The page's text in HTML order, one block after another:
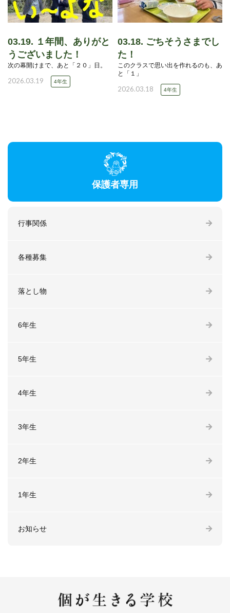
03.19. １年間、ありがと
うございました！
次の幕開けまで、あと「２０」日。
2026.03.19 4年生
03.18. ごちそうさまでし
た！
このクラスで思い出を作れるのも、あ
と「１」
2026.03.18 4年生
保護者専用
行事関係
各種募集
落とし物
6年生
5年生
4年生
3年生
2年生
1年生
お知らせ